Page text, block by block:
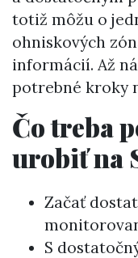
totiž môžu o
ohniskových
informácií. Až
potrebné kroky
Čo treba
urobiť na
Začať
S